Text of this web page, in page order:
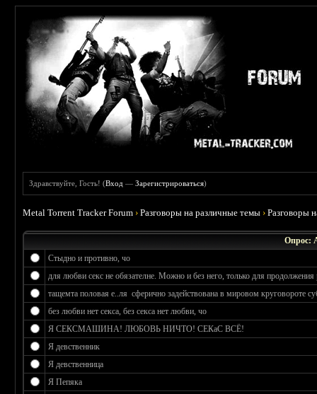
Здравствуйте, Гость! (Вход —Зарегистрироваться)
Metal Torrent Tracker Forum ›Разговоры на различные темы ›Разговоры
Опрос:
Стыдно и противно, чо
для любви секс не обязателне. Можно и без него, только для продолжения
тащемта половая е..ля сферично задействована в мировом круговороте
без любви нет секса, без секса нет любви, чо
Я СЕКСМАШИНА! ЛЮБОВЬ НИЧТО! СЕКаС ВСЁ!
Я девственник
Я девственница
Я Пепяка